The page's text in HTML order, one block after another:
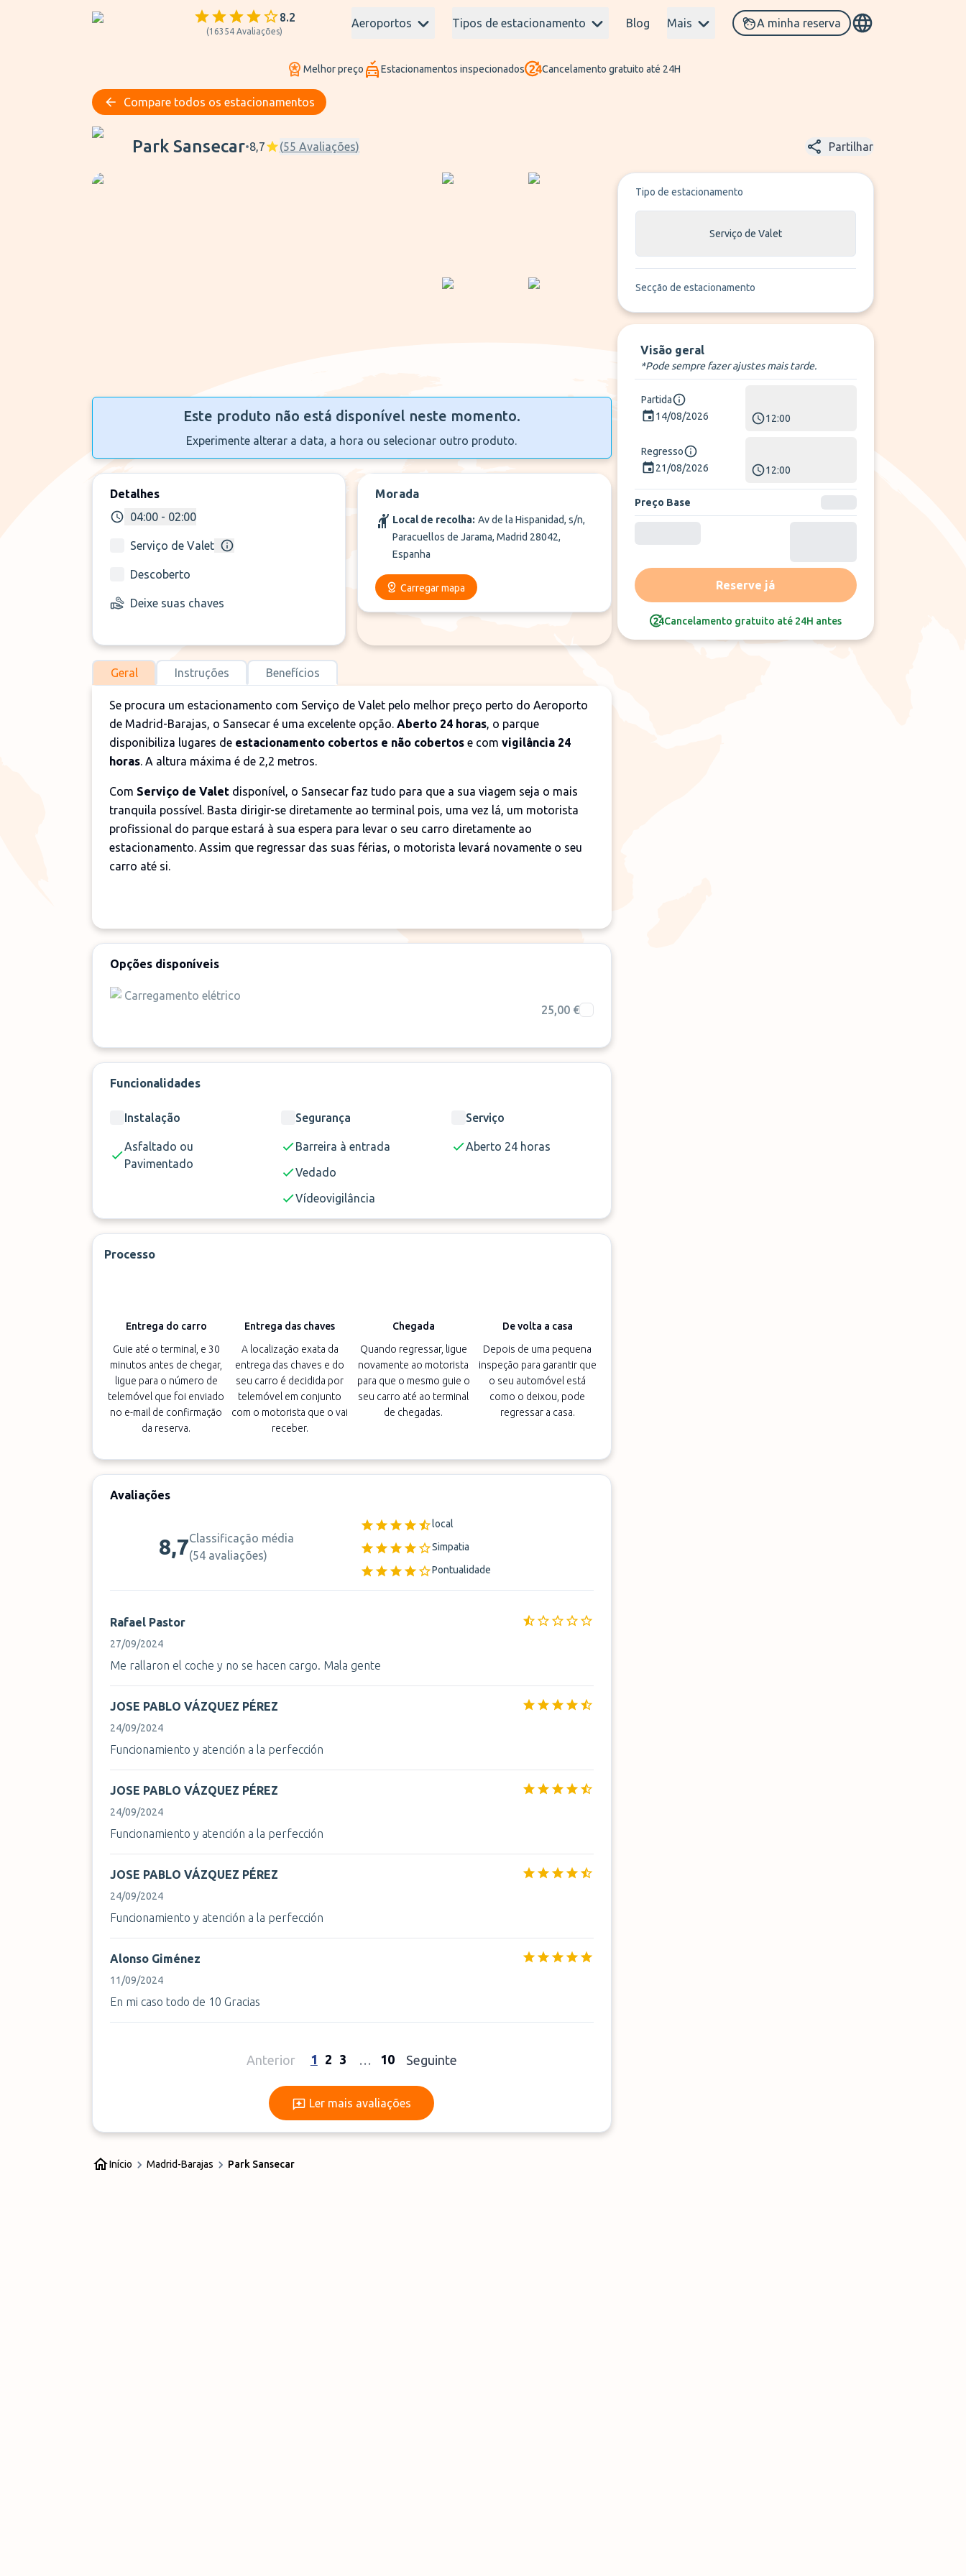
8.2
(16354 Avaliações)
Aeroportos Tipos de estacionamento Blog Mais A minha reserva
Melhor preço Estacionamentos inspecionados Cancelamento gratuito até 24H
Compare todos os estacionamentos
Park Sansecar
Park Sansecar•8,7 (55 Avaliações) Partilhar
Este produto não está disponível neste momento.
Experimente alterar a data, a hora ou selecionar outro produto.
Detalhes
04:00 - 02:00
Serviço de Valet
Descoberto
Deixe suas chaves
Morada
Local de recolha: Av de la Hispanidad, s/n,
Paracuellos de Jarama, Madrid 28042,
Espanha
Carregar mapa
Geral Instruções Benefícios
Se procura um estacionamento com Serviço de Valet pelo melhor preço perto do Aeroporto
de Madrid-Barajas, o Sansecar é uma excelente opção. Aberto 24 horas, o parque
disponibiliza lugares de estacionamento cobertos e não cobertos e com vigilância 24
horas. A altura máxima é de 2,2 metros.
Com Serviço de Valet disponível, o Sansecar faz tudo para que a sua viagem seja o mais
tranquila possível. Basta dirigir-se diretamente ao terminal pois, uma vez lá, um motorista
profissional do parque estará à sua espera para levar o seu carro diretamente ao
estacionamento. Assim que regressar das suas férias, o motorista levará novamente o seu
carro até si.
Opções disponíveis
Carregamento elétrico
25,00 €
Funcionalidades
Instalação
Asfaltado ou
Pavimentado
Segurança
Barreira à entrada
Vedado
Vídeovigilância
Serviço
Aberto 24 horas
Processo
Entrega do carro
Guie até o terminal, e 30
minutos antes de chegar,
ligue para o número de
telemóvel que foi enviado
no e-mail de confirmação
da reserva.
Entrega das chaves
A localização exata da
entrega das chaves e do
seu carro é decidida por
telemóvel em conjunto
com o motorista que o vai
receber.
Chegada
Quando regressar, ligue
novamente ao motorista
para que o mesmo guie o
seu carro até ao terminal
de chegadas.
De volta a casa
Depois de uma pequena
inspeção para garantir que
o seu automóvel está
como o deixou, pode
regressar a casa.
Avaliações
8,7Classificação média
(54 avaliações)
local
Simpatia
Pontualidade
Rafael Pastor
27/09/2024
Me rallaron el coche y no se hacen cargo. Mala gente
JOSE PABLO VÁZQUEZ PÉREZ
24/09/2024
Funcionamiento y atención a la perfección
JOSE PABLO VÁZQUEZ PÉREZ
24/09/2024
Funcionamiento y atención a la perfección
JOSE PABLO VÁZQUEZ PÉREZ
24/09/2024
Funcionamiento y atención a la perfección
Alonso Giménez
11/09/2024
En mi caso todo de 10 Gracias
Anterior 1 2 3 … 10 Seguinte
Ler mais avaliações
Ler mais avaliações
Tipo de estacionamento
Serviço de Valet
Secção de estacionamento
Visão geral
*Pode sempre fazer ajustes mais tarde.
Partida
14/08/2026
12:00
Regresso
21/08/2026
12:00
Preço Base
Reserve já
Cancelamento gratuito até 24H antes
Início Madrid-Barajas Park Sansecar